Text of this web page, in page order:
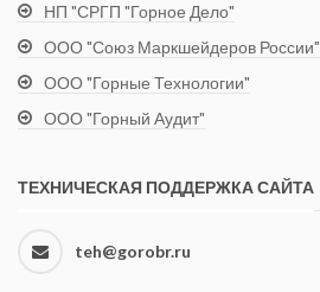
НП "СРГП "Горное Дело"
ООО "Союз Маркшейдеров России"
ООО "Горные Технологии"
ООО "Горный Аудит"
ТЕХНИЧЕСКАЯ ПОДДЕРЖКА САЙТА
teh@gorobr.ru